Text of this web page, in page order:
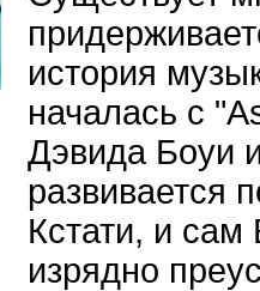
история
началась с
Дэвида Боуи
развивается
Кстати, и
изрядно